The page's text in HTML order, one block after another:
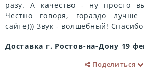
разу. А качество - ну просто
Честно говоря, гораздо
сайте))) Звук - волшебный!
Доставка г. Ростов-на-Дону 19
Поделиться